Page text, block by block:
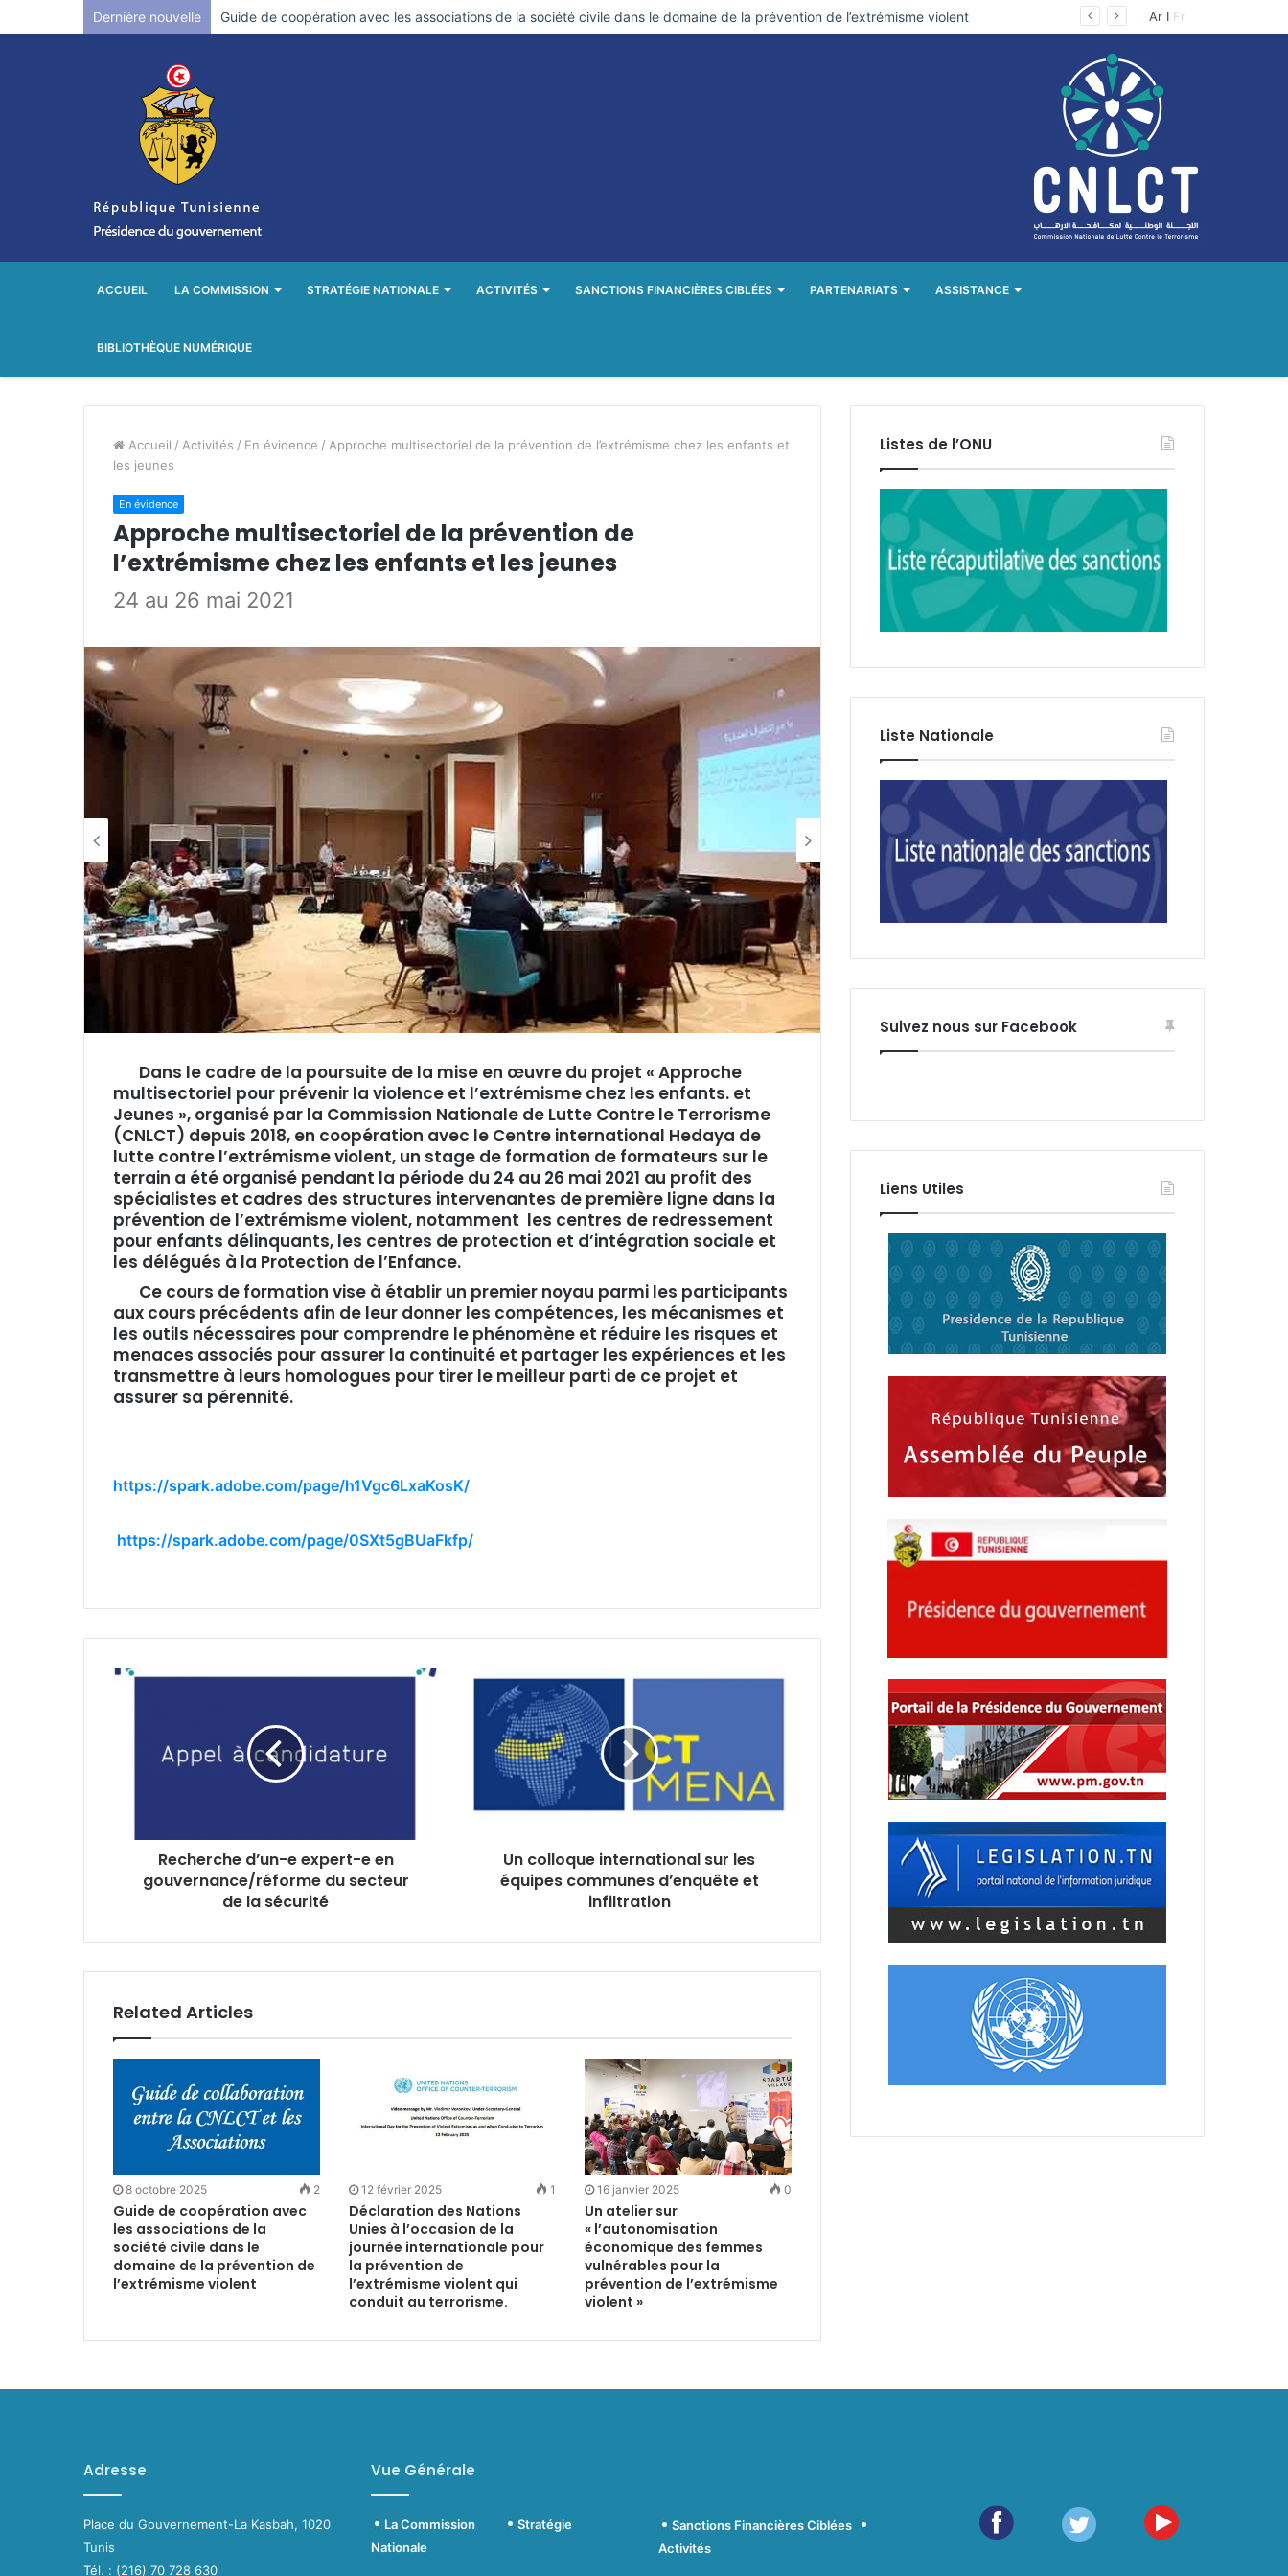
Dernière nouvelle Guide de coopération avec les associations de la société civile dans le domaine de la prévention de l’extrémisme violent Ar I Fr
ACCUEIL LA COMMISSION STRATÉGIE NATIONALE ACTIVITÉS SANCTIONS FINANCIÈRES CIBLÉES PARTENARIATS ASSISTANCE
BIBLIOTHÈQUE NUMÉRIQUE
Accueil / Activités / En évidence / Approche multisectoriel de la prévention de l’extrémisme chez les enfants et
les jeunes
En évidence
Approche multisectoriel de la prévention de
l’extrémisme chez les enfants et les jeunes
24 au 26 mai 2021
Dans le cadre de la poursuite de la mise en œuvre du projet « Approche
multisectoriel pour prévenir la violence et l’extrémisme chez les enfants. et
Jeunes », organisé par la Commission Nationale de Lutte Contre le Terrorisme
(CNLCT) depuis 2018, en coopération avec le Centre international Hedaya de
lutte contre l’extrémisme violent, un stage de formation de formateurs sur le
terrain a été organisé pendant la période du 24 au 26 mai 2021 au profit des
spécialistes et cadres des structures intervenantes de première ligne dans la
prévention de l’extrémisme violent, notamment les centres de redressement
pour enfants délinquants, les centres de protection et d’intégration sociale et
les délégués à la Protection de l’Enfance.
Ce cours de formation vise à établir un premier noyau parmi les participants
aux cours précédents afin de leur donner les compétences, les mécanismes et
les outils nécessaires pour comprendre le phénomène et réduire les risques et
menaces associés pour assurer la continuité et partager les expériences et les
transmettre à leurs homologues pour tirer le meilleur parti de ce projet et
assurer sa pérennité.
https://spark.adobe.com/page/h1Vgc6LxaKosK/
https://spark.adobe.com/page/0SXt5gBUaFkfp/
Recherche d’un-e expert-e en
gouvernance/réforme du secteur
de la sécurité
Un colloque international sur les
équipes communes d’enquête et
infiltration
Related Articles
8 octobre 2025 2
Guide de coopération avec
les associations de la
société civile dans le
domaine de la prévention de
l’extrémisme violent
12 février 2025 1
Déclaration des Nations
Unies à l’occasion de la
journée internationale pour
la prévention de
l’extrémisme violent qui
conduit au terrorisme.
16 janvier 2025 0
Un atelier sur
« l’autonomisation
économique des femmes
vulnérables pour la
prévention de l’extrémisme
violent »
Listes de l’ONU
Liste Nationale
Suivez nous sur Facebook
Liens Utiles
Adresse
Place du Gouvernement-La Kasbah, 1020
Tunis
Tél. : (216) 70 728 630
Vue Générale
La Commission
Stratégie
Nationale
Sanctions Financières Ciblées
Activités